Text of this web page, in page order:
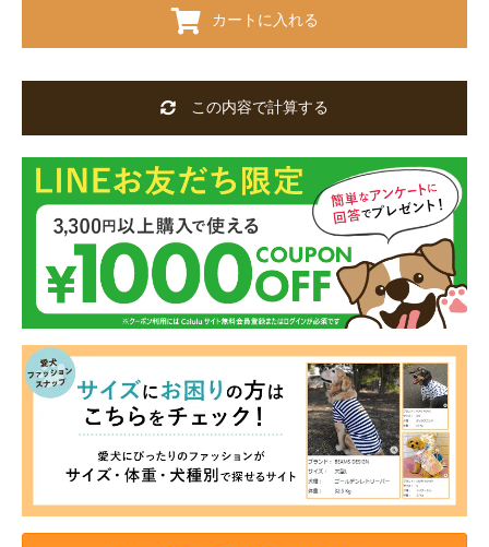
カートに入れる
この内容で計算する